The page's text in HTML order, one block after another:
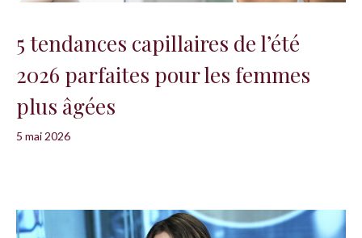
5 tendances capillaires de l’été
2026 parfaites pour les femmes
plus âgées
5 mai 2026